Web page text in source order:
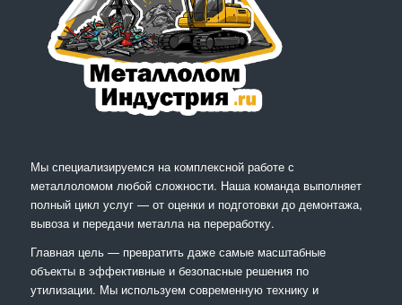
Мы специализируемся на комплексной работе с
металлоломом любой сложности. Наша команда выполняет
полный цикл услуг — от оценки и подготовки до демонтажа,
вывоза и передачи металла на переработку.
Главная цель — превратить даже самые масштабные
объекты в эффективные и безопасные решения по
утилизации. Мы используем современную технику и